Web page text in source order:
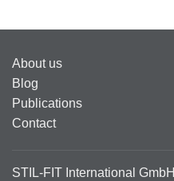
About us
Blog
Publications
Contact
STIL-FIT International GmbH